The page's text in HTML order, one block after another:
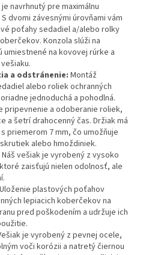
navrhnutý pre maximálnu
dvomi závesnými úrovňami vám
poťahy sedadiel a/alebo rolky
Konzola slúži na
na kovovej rúrke a
a odstránenie: Montáž
alebo roliek ochranných
jednoduchá a pohodlná.
pripevnenie a odoberanie roliek,
a šetrí drahocenný čas. Držiak má
priemerom 7 mm, čo umožňuje
alebo hmoždiniek.
Náš vešiak je vyrobený z vysoko
zaisťujú nielen odolnosť, ale
Uloženie plastových poťahov
lepiacich koberčekov na
pred poškodením a udržuje ich
je vyrobený z pevnej ocele,
voči korózii a natretý čiernou